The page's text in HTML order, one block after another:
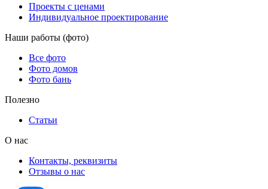
Проекты с ценами
Индивидуальное проектирование
Наши работы (фото)
Все фото
Фото домов
Фото бань
Полезно
Статьи
О нас
Контакты, реквизиты
Отзывы о нас